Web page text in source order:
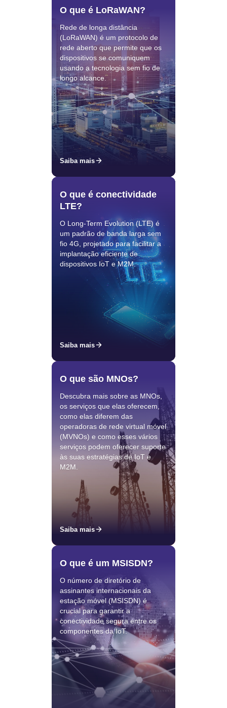
O que é LoRaWAN?
Rede de longa distância
(LoRaWAN) é um protocolo de
rede aberto que permite que os
dispositivos se comuniquem
usando a tecnologia sem fio de
longo alcance.
Saiba mais
O que é conectividade
LTE?
O Long-Term Evolution (LTE) é
um padrão de banda larga sem
fio 4G, projetado para facilitar a
implantação eficiente de
dispositivos IoT e M2M.
Saiba mais
O que são MNOs?
Descubra mais sobre as MNOs,
os serviços que elas oferecem,
como elas diferem das
operadoras de rede virtual móvel
(MVNOs) e como esses vários
serviços podem oferecer suporte
às suas estratégias de IoT e
M2M.
Saiba mais
O que é um MSISDN?
O número de diretório de
assinantes internacionais da
estação móvel (MSISDN) é
crucial para garantir a
conectividade segura entre os
componentes da IoT.